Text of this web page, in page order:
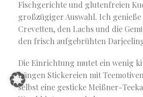
Fischgerichte und glutenfreien
großzügiger Auswahl. Ich genieße
Crevetten, den Lachs und die
den frisch aufgebrühten
Die Einrichtung mutet ein wenig
hängen Stickereien mit
selbst eine gesticke Meißner-